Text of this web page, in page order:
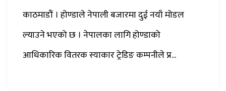
काठमाडौं । होण्डाले नेपाली बजारमा दुई नयाँ मोडल
ल्याउने भएको छ । नेपालका लागि होण्डाको
आधिकारिक वितरक स्याकार ट्रेडिङ कम्पनीले प्र...